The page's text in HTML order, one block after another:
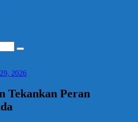
2026
Tekankan Peran